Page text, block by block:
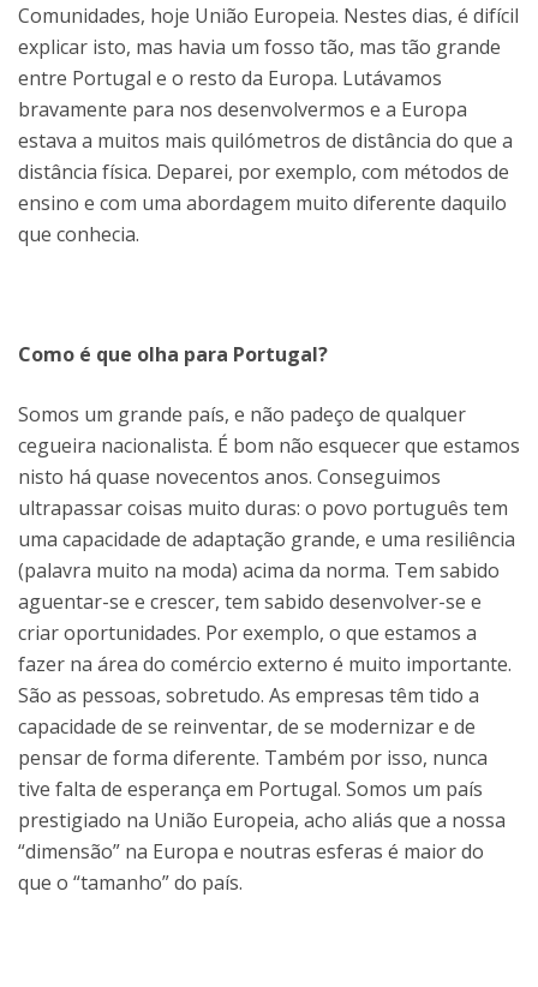
Comunidades, hoje União Europeia. Nestes dias, é difícil
explicar isto, mas havia um fosso tão, mas tão grande
entre Portugal e o resto da Europa. Lutávamos
bravamente para nos desenvolvermos e a Europa
estava a muitos mais quilómetros de distância do que a
distância física. Deparei, por exemplo, com métodos de
ensino e com uma abordagem muito diferente daquilo
que conhecia.
Como é que olha para Portugal?
Somos um grande país, e não padeço de qualquer
cegueira nacionalista. É bom não esquecer que estamos
nisto há quase novecentos anos. Conseguimos
ultrapassar coisas muito duras: o povo português tem
uma capacidade de adaptação grande, e uma resiliência
(palavra muito na moda) acima da norma. Tem sabido
aguentar-se e crescer, tem sabido desenvolver-se e
criar oportunidades. Por exemplo, o que estamos a
fazer na área do comércio externo é muito importante.
São as pessoas, sobretudo. As empresas têm tido a
capacidade de se reinventar, de se modernizar e de
pensar de forma diferente. Também por isso, nunca
tive falta de esperança em Portugal. Somos um país
prestigiado na União Europeia, acho aliás que a nossa
“dimensão” na Europa e noutras esferas é maior do
que o “tamanho” do país.